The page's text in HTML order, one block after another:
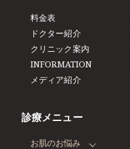
料金表
ドクター紹介
クリニック案内
INFORMATION
メディア紹介
診療メニュー
お肌のお悩み